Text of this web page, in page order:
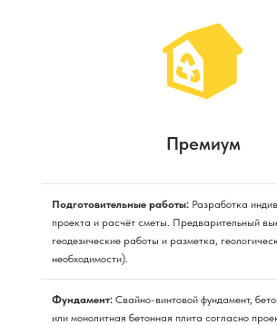
Премиум
Подготовительные работы: Разработка
проекта и расчёт сметы. Предварительный
геодезические работы и разметка,
необходимости).
Фундамент: Свайно-винтовой фундамент,
или монолитная бетонная плита согласно